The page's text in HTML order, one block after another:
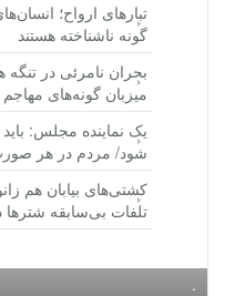
تبارهای ارواح؛
گونه ناشناخته هستند
بحران نامرئی در
میزبان گونه‌های
یک نماینده مجلس:
شود/ مردم در هر
کشتی‌های بیابان هم
تلفات بی‌سابقه شترها
.